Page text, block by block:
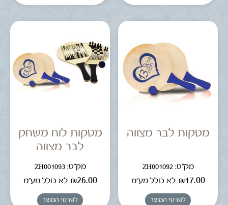
מטקות לבר מצווה
מק"ט: ZH001092
₪17.00 לא כולל מע"מ
לפרטי המוצר
מטקות לוח משחק
לבר מצווה
מק"ט: ZH001093
₪26.00 לא כולל מע"מ
לפרטי המוצר